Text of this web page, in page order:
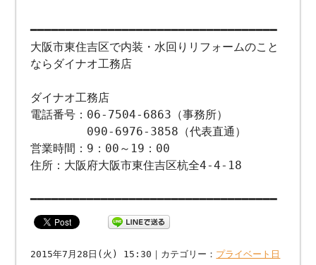
━━━━━━━━━━━━━━━━━━━━━━━━━━━━━━━━━━━
大阪市東住吉区で内装・水回りリフォームのこと
ならダイナオ工務店
ダイナオ工務店
電話番号：06-7504-6863（事務所）
090-6976-3858（代表直通）
営業時間：9：00～19：00
住所：大阪府大阪市東住吉区杭全4-4-18
━━━━━━━━━━━━━━━━━━━━━━━━━━━━━━━━━━━
2015年7月28日(火) 15:30｜カテゴリー： プライベート日